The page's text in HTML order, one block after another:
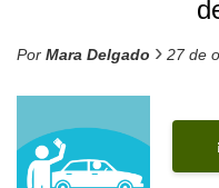
Por Mara Delgado › 27 de